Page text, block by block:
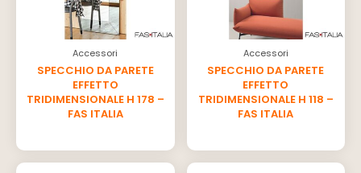
Accessori
SPECCHIO DA PARETE
EFFETTO
TRIDIMENSIONALE H 178 –
FAS ITALIA
Accessori
SPECCHIO DA PARETE
EFFETTO
TRIDIMENSIONALE H 118 –
FAS ITALIA